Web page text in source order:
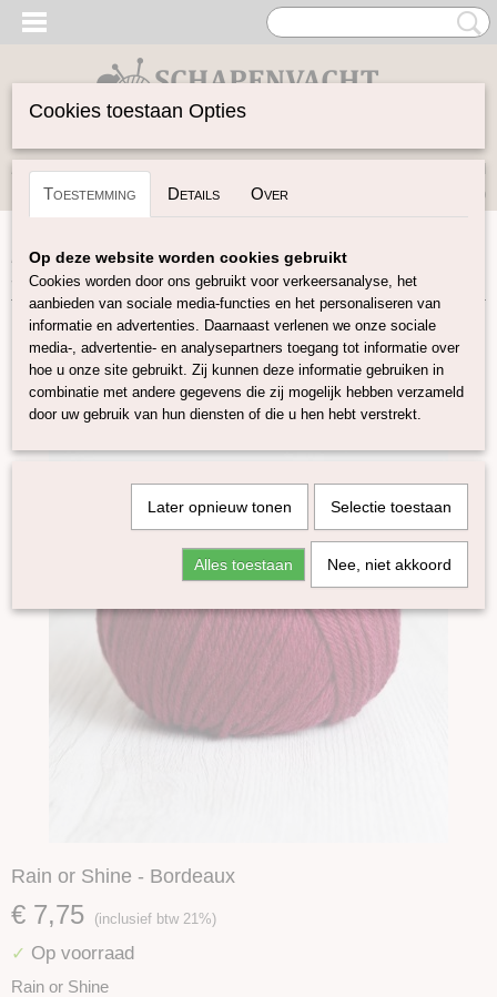
Inloggen Registreren
(0)
Home>Garen>Merken>DHG> Rain or Shine
Shine - Bordeaux
Rain or Shine - Bordeaux
€ 7,75 (inclusief btw 21%)
✓ Op voorraad
Rain or Shine
Cookies toestaan Opties
Toestemming Details Over
Op deze website worden cookies gebruikt
Cookies worden door ons gebruikt voor verkeersanalyse, het
aanbieden van sociale media-functies en het personaliseren van
informatie en advertenties. Daarnaast verlenen we onze sociale
media-, advertentie- en analysepartners toegang tot informatie over
hoe u onze site gebruikt. Zij kunnen deze informatie gebruiken in
combinatie met andere gegevens die zij mogelijk hebben verzameld
door uw gebruik van hun diensten of die u hen hebt verstrekt.
Later opnieuw tonen Selectie toestaan
Alles toestaan Nee, niet akkoord